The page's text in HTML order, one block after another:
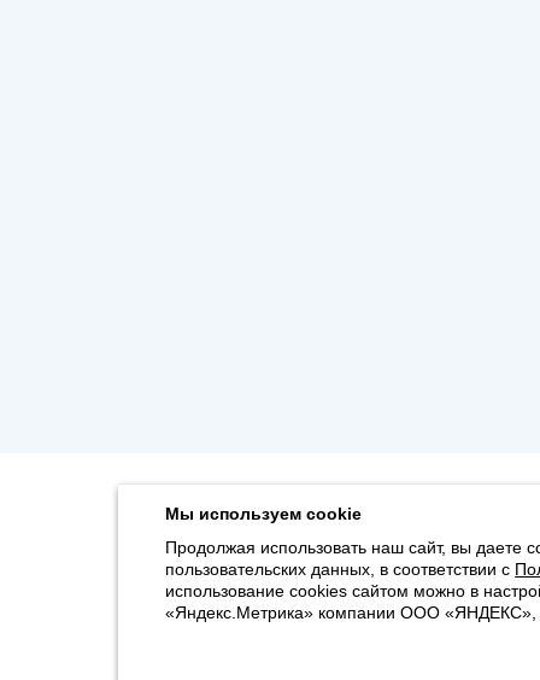
Мы используем cookie
Продолжая использовать наш сайт, вы даете
пользовательских данных, в соответствии с
использование cookies сайтом можно в
«Яндекс.Метрика» компании ООО «ЯНДЕКС»,